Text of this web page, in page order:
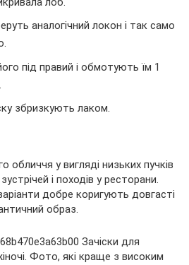
аналогічний локон і так само
під правий і обмотують їм 1
збризкують лаком.
обличчя у вигляді низьких пучків
і походів у ресторани.
варіанти добре коригують довгасті
образ.